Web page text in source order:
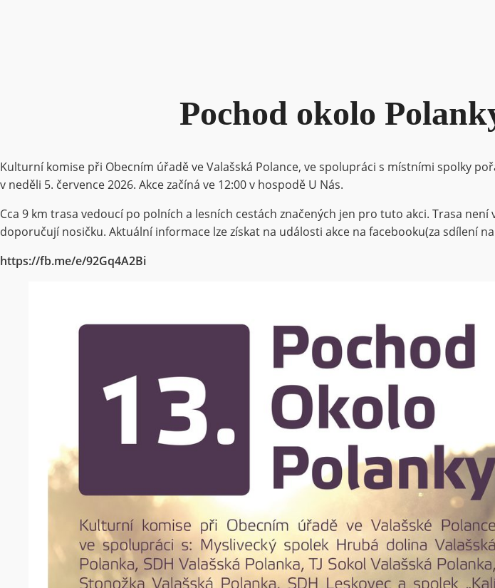
Pochod okolo
Kulturní komise při Obecním úřadě ve Valašská Polance, ve spolupráci s místními spolky
v neděli 5. července 2026. Akce začíná ve 12:00 v hospodě U Nás.
Cca 9 km trasa vedoucí po polních a lesních cestách značených jen pro tuto akci. Trasa
doporučují nosičku. Aktuální informace lze získat na události akce na facebooku(za sdílení
https://fb.me/e/92Gq4A2Bi